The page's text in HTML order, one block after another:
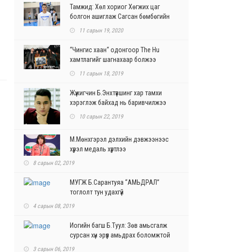
Тамжид: Хөл хориог Хөгжих цаг
болгон ашиглаж Сагсан бөмбөгийн
11 сарын 19, 2020
“Чингис хаан“ одонгоор The Hu
хамтлагийг шагнахаар болжээ
11 сарын 18, 2019
Жүжигчин Б.Энхтүвшинг хар тамхи
хэрэглэж байхад нь баривчилжээ
10 сарын 22, 2019
М.Мөнхгэрэл дэлхийн дэвжээнээс
хүрэл медаль хүртлээ
8 сарын 02, 2019
МУГЖ Б.Сарантуяа “АМЬДРАЛ”
тоглолт тун удахгүй
4 сарын 08, 2019
Иогийн багш Б.Туул: Зөв амьсгалж
сурсан хүн эрүүл амьдрах боломжтой
3 сарын 06, 2019